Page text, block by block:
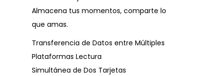
Almacena tus momentos, comparte lo
que amas.
Transferencia de Datos entre Múltiples
Plataformas Lectura
Simultánea de Dos Tarjetas